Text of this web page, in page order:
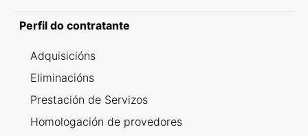
Perfil do contratante
Adquisicións
Eliminacións
Prestación de Servizos
Homologación de provedores